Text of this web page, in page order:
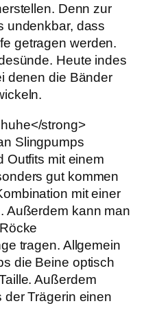
Denn zur
undenkbar, dass
getragen werden.
Heute indes
denen die Bänder
strong>
Slingpumps
Outfits mit einem
gut kommen
mit einer
Außerdem kann man
tragen. Allgemein
die Beine optisch
Außerdem
Trägerin einen